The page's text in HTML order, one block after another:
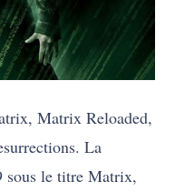
Matrix Reloaded,
La
sous le titre Matrix,